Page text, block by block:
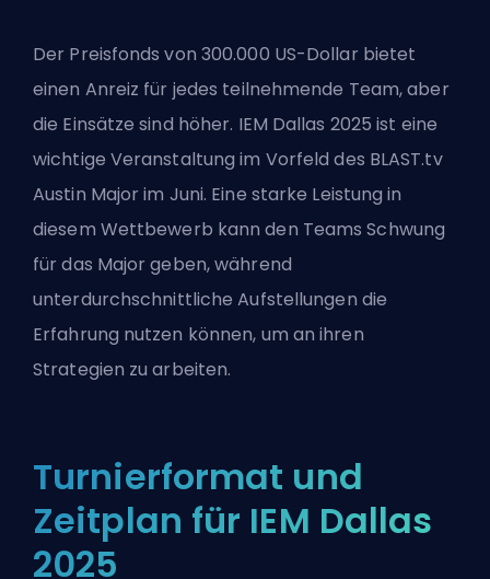
Der Preisfonds von 300.000 US-Dollar bietet
einen Anreiz für jedes teilnehmende Team, aber
die Einsätze sind höher. IEM Dallas 2025 ist eine
wichtige Veranstaltung im Vorfeld des BLAST.tv
Austin Major im Juni. Eine starke Leistung in
diesem Wettbewerb kann den Teams Schwung
für das Major geben, während
unterdurchschnittliche Aufstellungen die
Erfahrung nutzen können, um an ihren
Strategien zu arbeiten.
Turnierformat und
Zeitplan für IEM Dallas
2025